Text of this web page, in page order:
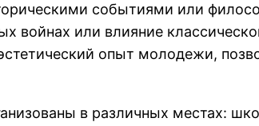
событиями или
войнах или влияние
опыт молодежи,
в различных местах: